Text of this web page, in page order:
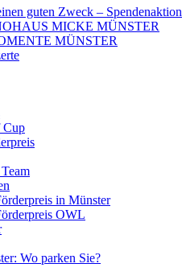
guten Zweck – Spendenaktion
MICKE MÜNSTER
MÜNSTER
Cup
in Münster
OWL
Wo parken Sie?